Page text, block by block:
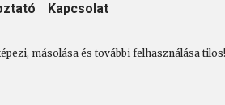
Kapcsolat
másolása és további felhasználása tilos!